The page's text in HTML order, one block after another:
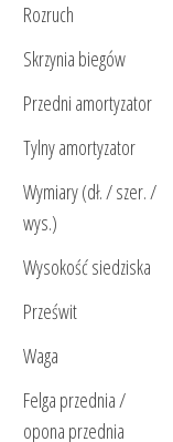
Rozruch
Skrzynia biegów
Przedni amortyzator
Tylny amortyzator
Wymiary (dł. / szer. /
wys.)
Wysokość siedziska
Prześwit
Waga
Felga przednia /
opona przednia